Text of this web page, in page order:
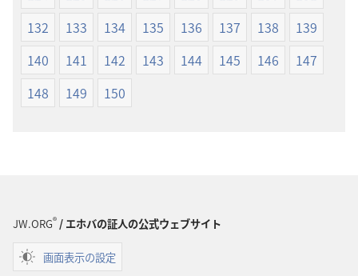
132
133 134 135 136 137 138
139
140
141 142 143 144 145 146
147
148
149 150
JW.ORG®/ エホバの証人の公式ウェブサイト
画面表示の設定